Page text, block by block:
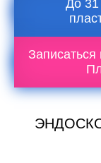
До 31